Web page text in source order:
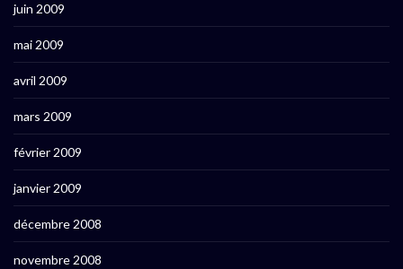
juin 2009
mai 2009
avril 2009
mars 2009
février 2009
janvier 2009
décembre 2008
novembre 2008